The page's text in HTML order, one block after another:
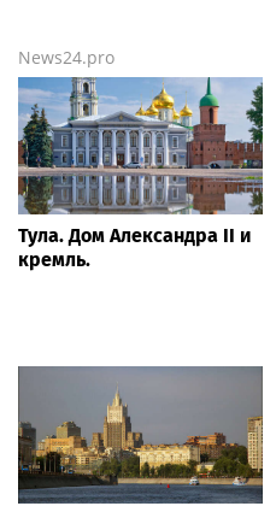
News24.pro
Тула. Дом Александра II и
кремль.